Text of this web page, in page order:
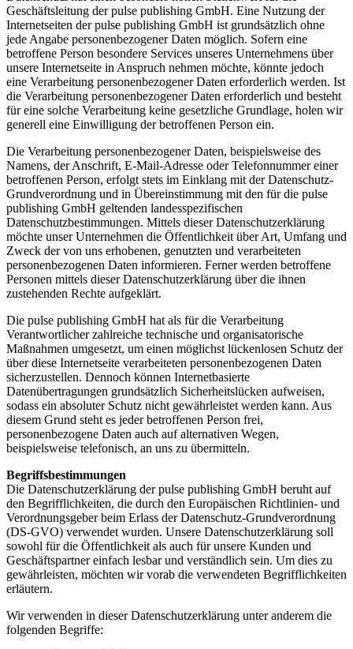
Geschäftsleitung der pulse publishing GmbH. Eine Nutzung der
Internetseiten der pulse publishing GmbH ist grundsätzlich ohne
jede Angabe personenbezogener Daten möglich. Sofern eine
betroffene Person besondere Services unseres Unternehmens über
unsere Internetseite in Anspruch nehmen möchte, könnte jedoch
eine Verarbeitung personenbezogener Daten erforderlich werden. Ist
die Verarbeitung personenbezogener Daten erforderlich und besteht
für eine solche Verarbeitung keine gesetzliche Grundlage, holen wir
generell eine Einwilligung der betroffenen Person ein.
Die Verarbeitung personenbezogener Daten, beispielsweise des
Namens, der Anschrift, E-Mail-Adresse oder Telefonnummer einer
betroffenen Person, erfolgt stets im Einklang mit der Datenschutz-
Grundverordnung und in Übereinstimmung mit den für die pulse
publishing GmbH geltenden landesspezifischen
Datenschutzbestimmungen. Mittels dieser Datenschutzerklärung
möchte unser Unternehmen die Öffentlichkeit über Art, Umfang und
Zweck der von uns erhobenen, genutzten und verarbeiteten
personenbezogenen Daten informieren. Ferner werden betroffene
Personen mittels dieser Datenschutzerklärung über die ihnen
zustehenden Rechte aufgeklärt.
Die pulse publishing GmbH hat als für die Verarbeitung
Verantwortlicher zahlreiche technische und organisatorische
Maßnahmen umgesetzt, um einen möglichst lückenlosen Schutz der
über diese Internetseite verarbeiteten personenbezogenen Daten
sicherzustellen. Dennoch können Internetbasierte
Datenübertragungen grundsätzlich Sicherheitslücken aufweisen,
sodass ein absoluter Schutz nicht gewährleistet werden kann. Aus
diesem Grund steht es jeder betroffenen Person frei,
personenbezogene Daten auch auf alternativen Wegen,
beispielsweise telefonisch, an uns zu übermitteln.
Begriffsbestimmungen
Die Datenschutzerklärung der pulse publishing GmbH beruht auf
den Begrifflichkeiten, die durch den Europäischen Richtlinien- und
Verordnungsgeber beim Erlass der Datenschutz-Grundverordnung
(DS-GVO) verwendet wurden. Unsere Datenschutzerklärung soll
sowohl für die Öffentlichkeit als auch für unsere Kunden und
Geschäftspartner einfach lesbar und verständlich sein. Um dies zu
gewährleisten, möchten wir vorab die verwendeten Begrifflichkeiten
erläutern.
Wir verwenden in dieser Datenschutzerklärung unter anderem die
folgenden Begriffe: